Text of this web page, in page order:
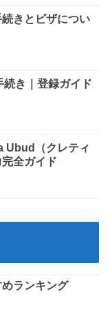
きとビザについ
き｜登録ガイド
Ubud（クレティ
全ガイド
ランキング